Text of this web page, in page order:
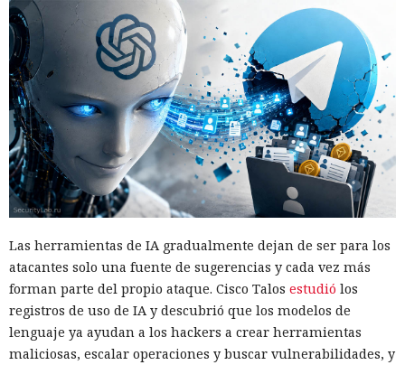
Las herramientas de IA gradualmente dejan de ser para los
atacantes solo una fuente de sugerencias y cada vez más
forman parte del propio ataque. Cisco Talos estudió los
registros de uso de IA y descubrió que los modelos de
lenguaje ya ayudan a los hackers a crear herramientas
maliciosas, escalar operaciones y buscar vulnerabilidades, y